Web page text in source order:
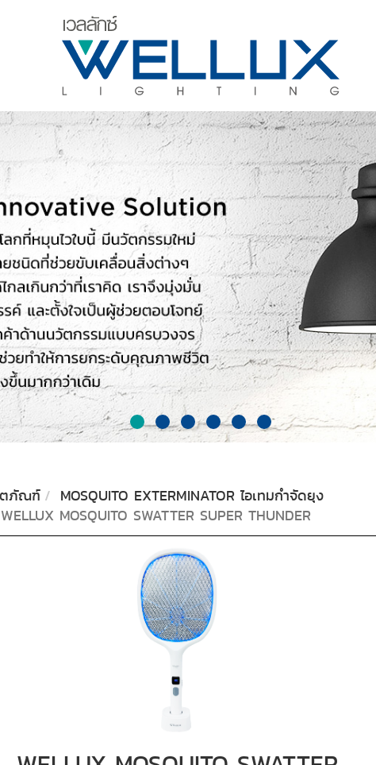
ภัณฑ์
MOSQUITO EXTERMINATOR ไอเทมกำจัดยุง
WELLUX MOSQUITO SWATTER SUPER THUNDER